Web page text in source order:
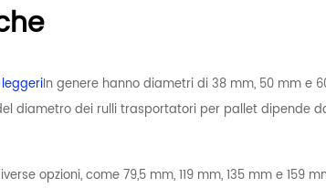
In genere hanno diametri di 38 mm, 50 mm e
diametro dei rulli trasportatori per pallet dipende
opzioni, come 79,5 mm, 119 mm, 135 mm e 159